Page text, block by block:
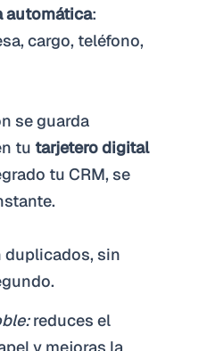
automática:
cargo, teléfono,
se guarda
tu tarjetero digital
tu CRM, se
duplicados, sin
reduces el